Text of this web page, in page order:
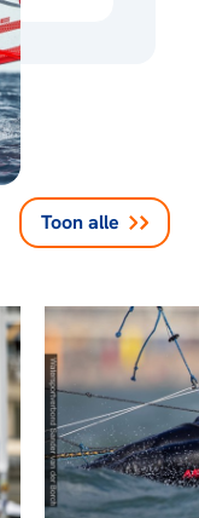
Toon alle